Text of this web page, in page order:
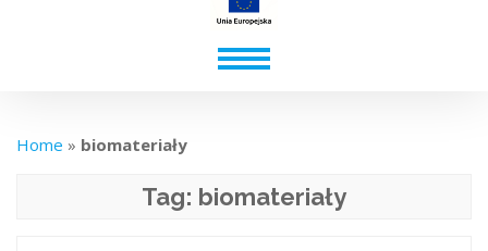
Home » biomateriały
Tag: biomateriały